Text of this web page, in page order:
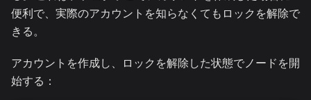
便利で、実際のアカウントを知らなくてもロックを解除で
きる。
アカウントを作成し、ロックを解除した状態でノードを開
始する：